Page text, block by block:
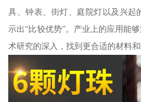
具、钟表、街灯、庭院灯以及兴起
示出“比较优势”。产业上的应用能
术研究的深入，找到更合适的材料